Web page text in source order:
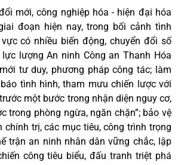
mới, công nghiệp hóa - hiện đại hóa
đoạn hiện nay, trong bối cảnh tình
có nhiều biến động, chuyển đổi số
lượng An ninh Công an Thanh Hóa
tư duy, phương pháp công tác; làm
tình hình, tham mưu chiến lược với
một bước trong nhận diện nguy cơ,
trong phòng ngừa, ngăn chặn”; bảo vệ
chính trị, các mục tiêu, công trình trọng
trận an ninh nhân dân vững chắc, lập
công tiêu biểu, đấu tranh triệt phá